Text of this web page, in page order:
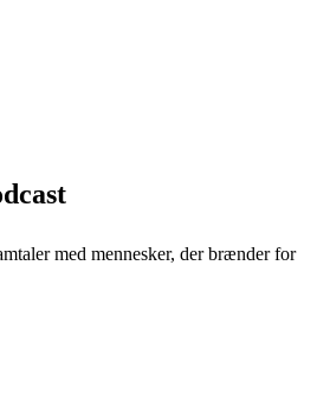
med mennesker, der brænder for